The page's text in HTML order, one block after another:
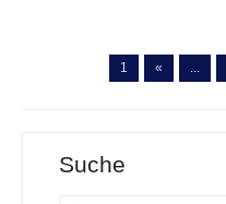
1 «
Suche